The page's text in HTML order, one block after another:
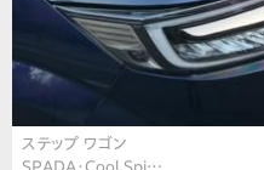
ステップ ワゴン
SPADA・Cool Spi…